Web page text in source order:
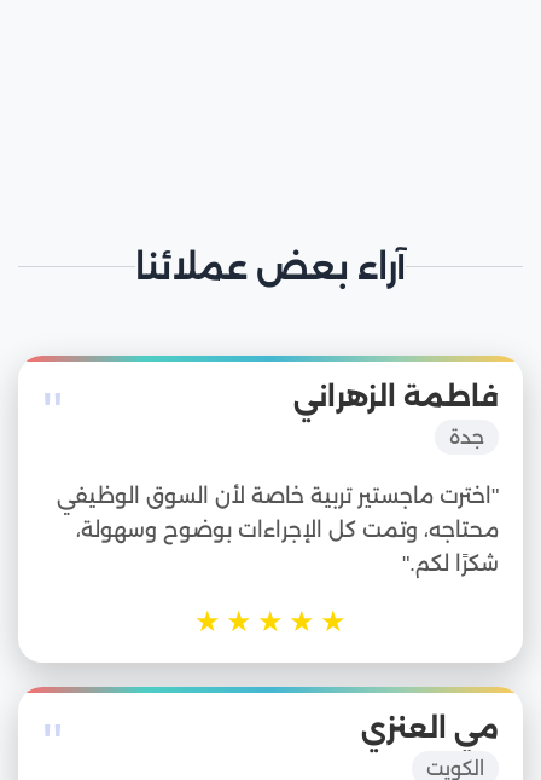
آراء بعض عملائنا
" فاطمة الزهراني
جدة
"اخترت ماجستير تربية خاصة لأن السوق الوظيفي
محتاجه، وتمت كل الإجراءات بوضوح وسهولة،
شكرًا لكم."
★
★
★
★
★
" مي العنزي
الكويت